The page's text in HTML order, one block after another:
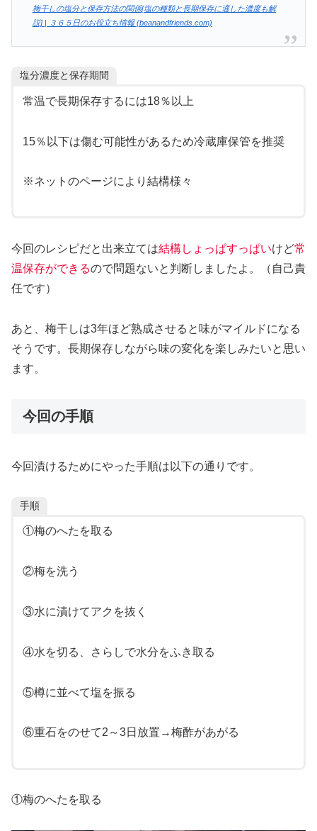
梅干しの塩分と保存方法の関係[塩の種類と長期保存に適した濃度も解
説] | ３６５日のお役立ち情報 (beanandfriends.com)
塩分濃度と保存期間
常温で長期保存するには18％以上
15％以下は傷む可能性があるため冷蔵庫保管を推奨
※ネットのページにより結構様々
今回のレシピだと出来立ては結構しょっぱすっぱいけど常
温保存ができるので問題ないと判断しましたよ。（自己責
任です）
あと、梅干しは3年ほど熟成させると味がマイルドになる
そうです。長期保存しながら味の変化を楽しみたいと思い
ます。
今回の手順
今回漬けるためにやった手順は以下の通りです。
手順
①梅のへたを取る
②梅を洗う
③水に漬けてアクを抜く
④水を切る、さらしで水分をふき取る
⑤樽に並べて塩を振る
⑥重石をのせて2～3日放置→梅酢があがる
①梅のへたを取る